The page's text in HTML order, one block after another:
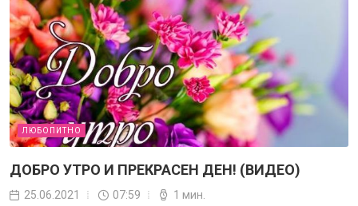
ЛЮБОПИТНО
ДОБРО УТРО И ПРЕКРАСЕН ДЕН! (ВИДЕО)
25.06.2021 07:59 1 мин.